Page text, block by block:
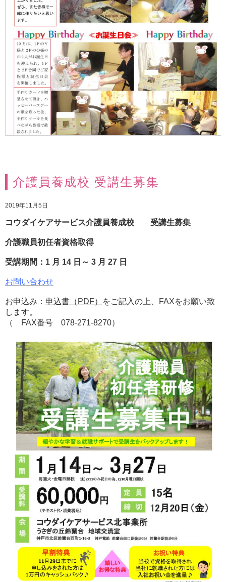
介護員養成校 受講生募集
2019年11月5日
コウダイケアサービス介護員養成校 受講生募集
介護職員初任者資格取得
受講期間 ： 1 月 14 日～ 3 月 27 日
お問い合わせ
お申込み： 申込書（PDF）
をご記入の上、FAXをお願い致
します。
（ FAX番号 078-271-8270）